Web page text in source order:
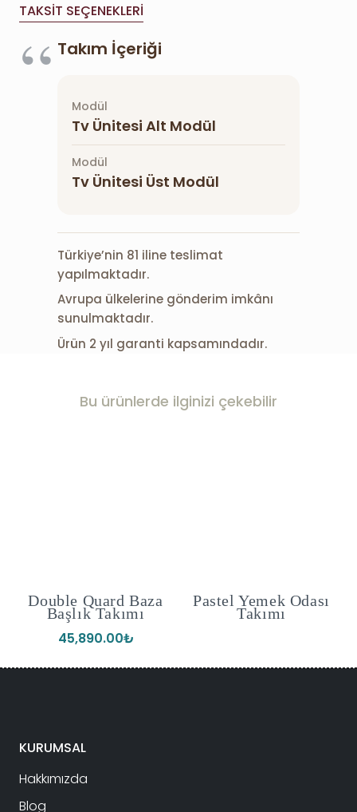
TAKSIT SEÇENEKLERI
Takım İçeriği
Modül
Tv Ünitesi Alt Modül
Modül
Tv Ünitesi Üst Modül
Türkiye’nin 81 iline teslimat
yapılmaktadır.
Avrupa ülkelerine gönderim imkânı
sunulmaktadır.
Ürün 2 yıl garanti kapsamındadır.
Bu ürünlerde ilginizi çekebilir
Double Quard Baza
Başlık Takımı
45,890.00₺
Pastel Yemek Odası
Takımı
KURUMSAL
Hakkımızda
Blog